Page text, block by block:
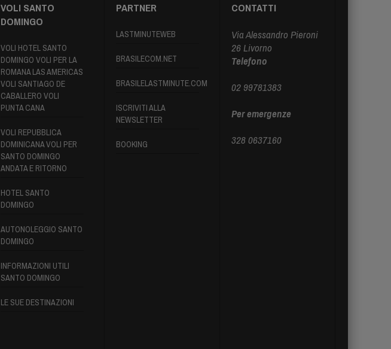
VOLI SANTO
DOMINGO
VOLI HOTEL SANTO
DOMINGO VOLI PER LA
ROMANA LAS AMERICAS
VOLI SANTIAGO DE
CABALLERO VOLI
PUNTA CANA
VOLI REPUBBLICA
DOMINICANA VOLI PER
SANTO DOMINGO
ANDATA E RITORNO
HOTEL SANTO
DOMINGO
AUTONOLEGGIO SANTO
DOMINGO
INFORMAZIONI UTILI
SANTO DOMINGO
LE SUE DESTINAZIONI
PARTNER
LASTMINUTEWEB
BRASILECOM.NET
BRASILELASTMINUTE.COM
ISCRIVITI ALLA
NEWSLETTER
BOOKING
CONTATTI
Via Alessandro Pieroni
26 Livorno
Telefono
02 99781383
Per emergenze
328 0637160